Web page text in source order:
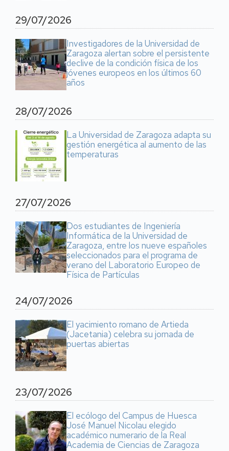
29/07/2026
Investigadores de la Universidad de
Zaragoza alertan sobre el persistente
declive de la condición física de los
jóvenes europeos en los últimos 60
años
28/07/2026
La Universidad de Zaragoza adapta su
gestión energética al aumento de las
temperaturas
27/07/2026
Dos estudiantes de Ingeniería
Informática de la Universidad de
Zaragoza, entre los nueve españoles
seleccionados para el programa de
verano del Laboratorio Europeo de
Física de Partículas
24/07/2026
El yacimiento romano de Artieda
(Jacetania) celebra su jornada de
puertas abiertas
23/07/2026
El ecólogo del Campus de Huesca
José Manuel Nicolau elegido
académico numerario de la Real
Academia de Ciencias de Zaragoza